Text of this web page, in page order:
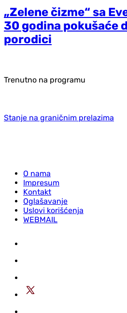
„Zelene čizme“ sa
30 godina pokušaće
porodici
Trenutno na programu
Stanje na graničnim prelazima
O nama
Impresum
Kontakt
Oglašavanje
Uslovi korišćenja
WEBMAIL